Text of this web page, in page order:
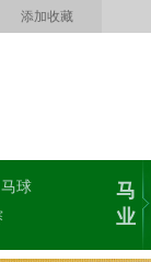
添加收藏
马球
马
业